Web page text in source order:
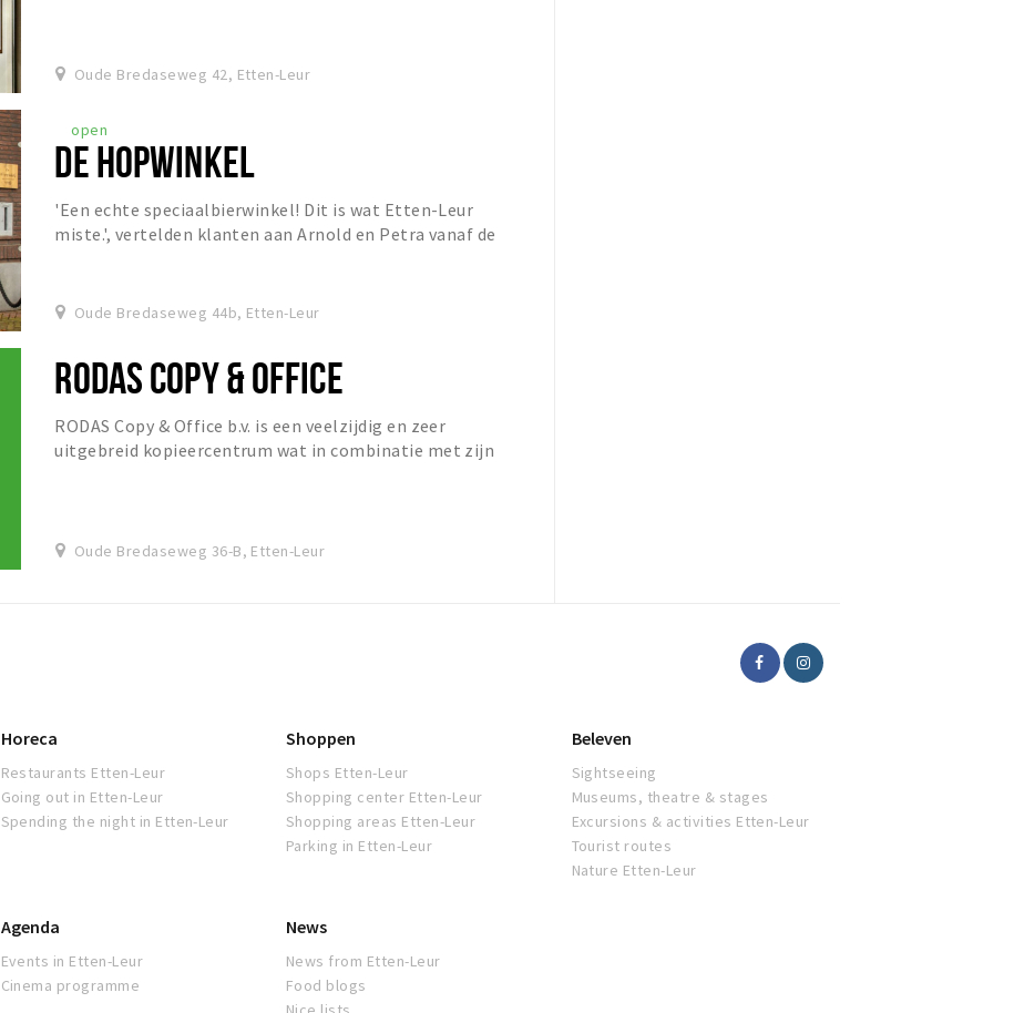
Oude Bredaseweg 42, Etten-Leur
open
DE HOPWINKEL
'Een echte speciaalbierwinkel! Dit is wat Etten-Leur
miste.', vertelden klanten aan Arnold en Petra vanaf de
Oude Bredaseweg 44b, Etten-Leur
RODAS COPY & OFFICE
RODAS Copy & Office b.v. is een veelzijdig en zeer
uitgebreid kopieercentrum wat in combinatie met zijn
Oude Bredaseweg 36-B, Etten-Leur
Horeca
Restaurants Etten-Leur
Going out in Etten-Leur
Spending the night in Etten-Leur
Shoppen
Shops Etten-Leur
Shopping center Etten-Leur
Shopping areas Etten-Leur
Parking in Etten-Leur
Beleven
Sightseeing
Museums, theatre & stages
Excursions & activities Etten-Leur
Tourist routes
Nature Etten-Leur
Agenda
Events in Etten-Leur
Cinema programme
News
News from Etten-Leur
Food blogs